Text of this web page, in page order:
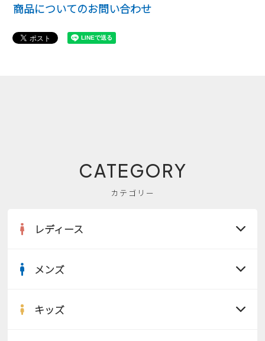
商品についてのお問い合わせ
CATEGORY
カテゴリー
レディース
サンダル
メンズ
キッズ